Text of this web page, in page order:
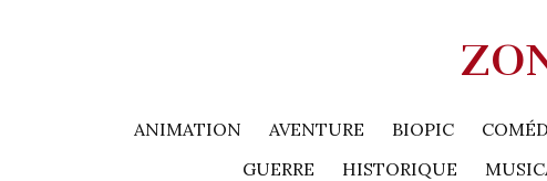
ANIMATION AVENTURE BIOPIC
GUERRE
HISTORIQUE